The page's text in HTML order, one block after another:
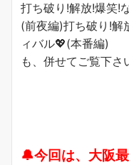
打ち破り!解放!爆笑!
(前夜編)打ち破り!解
ィバル💖(本番編)
も、併せてご覧下さ
🔔今回は、大阪